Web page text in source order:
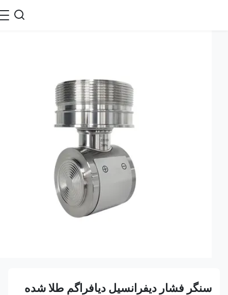
سنگر فشار دیفرانسیل دیافراگم طلا شده